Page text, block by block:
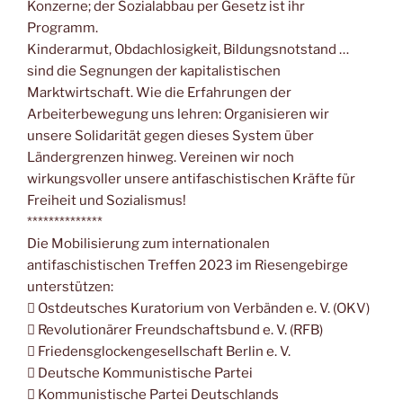
Konzerne; der Sozialabbau per Gesetz ist ihr
Programm.
Kinderarmut, Obdachlosigkeit, Bildungsnotstand …
sind die Segnungen der kapitalistischen
Marktwirtschaft. Wie die Erfahrungen der
Arbeiterbewegung uns lehren: Organisieren wir
unsere Solidarität gegen dieses System über
Ländergrenzen hinweg. Vereinen wir noch
wirkungsvoller unsere antifaschistischen Kräfte für
Freiheit und Sozialismus!
**************
Die Mobilisierung zum internationalen
antifaschistischen Treffen 2023 im Riesengebirge
unterstützen:
 Ostdeutsches Kuratorium von Verbänden e. V. (OKV)
 Revolutionärer Freundschaftsbund e. V. (RFB)
 Friedensglockengesellschaft Berlin e. V.
 Deutsche Kommunistische Partei
 Kommunistische Partei Deutschlands